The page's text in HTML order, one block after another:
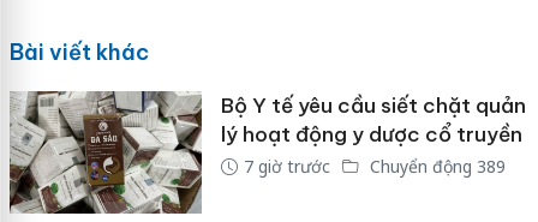
Bài viết khác
Bộ Y tế yêu cầu siết chặt quản
lý hoạt động y dược cổ truyền
7 giờ trước Chuyển động 389